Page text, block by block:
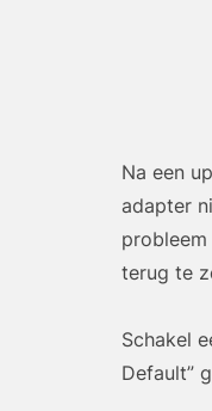
Na een
adapter
terug te
Schakel
Default”